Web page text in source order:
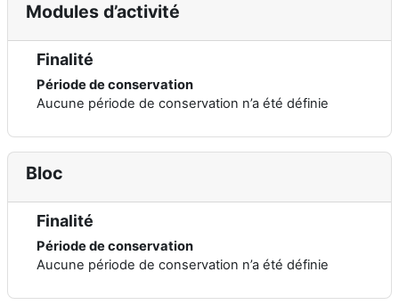
Modules d’activité
Finalité
Période de conservation
Aucune période de conservation n’a été définie
Bloc
Finalité
Période de conservation
Aucune période de conservation n’a été définie